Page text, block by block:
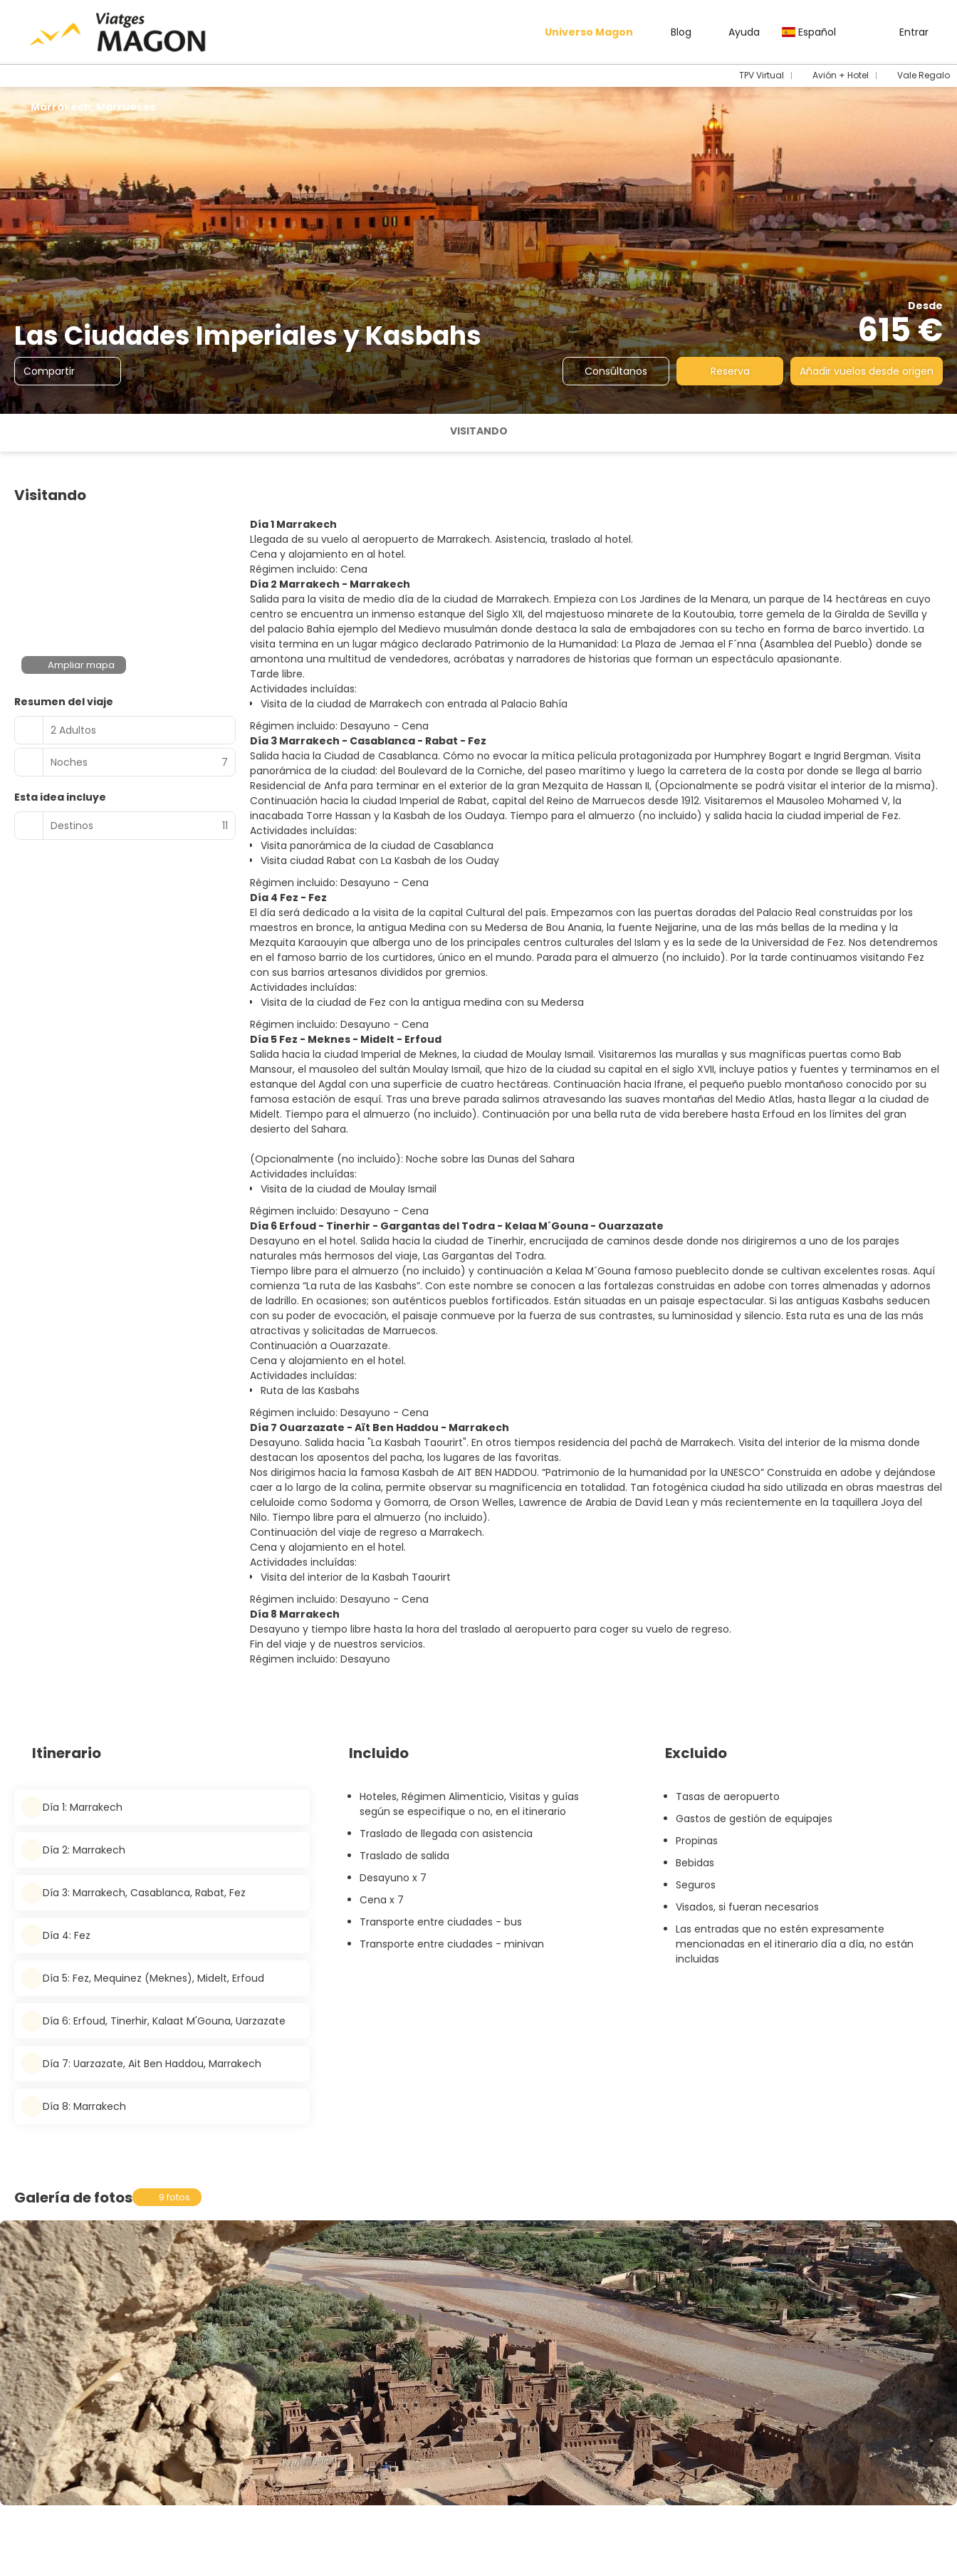
Universo Magon Blog Ayuda Español Entrar
TPV Virtual Avión + Hotel Vale Regalo
Las Ciudades Imperiales y Kasbahs
Desde
615 €
Compartir Consúltanos Reserva Añadir vuelos desde origen
Marrakech, Marruecos
VISITANDO
Visitando
Ampliar mapa
Resumen del viaje
2 Adultos
Noches 7
Esta idea incluye
Destinos
11
Día 1 Marrakech
Llegada de su vuelo al aeropuerto de Marrakech. Asistencia, traslado al hotel.
Cena y alojamiento en al hotel.
Régimen incluido: Cena
Día 2 Marrakech - Marrakech
Salida para la visita de medio día de la ciudad de Marrakech. Empieza con Los Jardines de la Menara, un parque de 14 hectáreas en cuyo
centro se encuentra un inmenso estanque del Siglo XII, del majestuoso minarete de la Koutoubia, torre gemela de la Giralda de Sevilla y
del palacio Bahía ejemplo del Medievo musulmán donde destaca la sala de embajadores con su techo en forma de barco invertido. La
visita termina en un lugar mágico declarado Patrimonio de la Humanidad: La Plaza de Jemaa el F´nna (Asamblea del Pueblo) donde se
amontona una multitud de vendedores, acróbatas y narradores de historias que forman un espectáculo apasionante.
Tarde libre.
Actividades incluídas:
Visita de la ciudad de Marrakech con entrada al Palacio Bahía
Régimen incluido: Desayuno - Cena
Día 3 Marrakech - Casablanca - Rabat - Fez
Salida hacia la Ciudad de Casablanca. Cómo no evocar la mítica película protagonizada por Humphrey Bogart e Ingrid Bergman. Visita
panorámica de la ciudad: del Boulevard de la Corniche, del paseo marítimo y luego la carretera de la costa por donde se llega al barrio
Residencial de Anfa para terminar en el exterior de la gran Mezquita de Hassan II, (Opcionalmente se podrá visitar el interior de la misma).
Continuación hacia la ciudad Imperial de Rabat, capital del Reino de Marruecos desde 1912. Visitaremos el Mausoleo Mohamed V, la
inacabada Torre Hassan y la Kasbah de los Oudaya. Tiempo para el almuerzo (no incluido) y salida hacia la ciudad imperial de Fez.
Actividades incluídas:
Visita panorámica de la ciudad de Casablanca
Visita ciudad Rabat con La Kasbah de los Ouday
Régimen incluido: Desayuno - Cena
Día 4 Fez - Fez
El día será dedicado a la visita de la capital Cultural del país. Empezamos con las puertas doradas del Palacio Real construidas por los
maestros en bronce, la antigua Medina con su Medersa de Bou Anania, la fuente Nejjarine, una de las más bellas de la medina y la
Mezquita Karaouyin que alberga uno de los principales centros culturales del Islam y es la sede de la Universidad de Fez. Nos detendremos
en el famoso barrio de los curtidores, único en el mundo. Parada para el almuerzo (no incluido). Por la tarde continuamos visitando Fez
con sus barrios artesanos divididos por gremios.
Actividades incluídas:
Visita de la ciudad de Fez con la antigua medina con su Medersa
Régimen incluido: Desayuno - Cena
Día 5 Fez - Meknes - Midelt - Erfoud
Salida hacia la ciudad Imperial de Meknes, la ciudad de Moulay Ismail. Visitaremos las murallas y sus magníficas puertas como Bab
Mansour, el mausoleo del sultán Moulay Ismaïl, que hizo de la ciudad su capital en el siglo XVII, incluye patios y fuentes y terminamos en el
estanque del Agdal con una superficie de cuatro hectáreas. Continuación hacia Ifrane, el pequeño pueblo montañoso conocido por su
famosa estación de esquí. Tras una breve parada salimos atravesando las suaves montañas del Medio Atlas, hasta llegar a la ciudad de
Midelt. Tiempo para el almuerzo (no incluido). Continuación por una bella ruta de vida berebere hasta Erfoud en los límites del gran
desierto del Sahara.
(Opcionalmente (no incluido): Noche sobre las Dunas del Sahara
Actividades incluídas:
Visita de la ciudad de Moulay Ismail
Régimen incluido: Desayuno - Cena
Día 6 Erfoud - Tinerhir - Gargantas del Todra - Kelaa M´Gouna - Ouarzazate
Desayuno en el hotel. Salida hacia la ciudad de Tinerhir, encrucijada de caminos desde donde nos dirigiremos a uno de los parajes
naturales más hermosos del viaje, Las Gargantas del Todra.
Tiempo libre para el almuerzo (no incluido) y continuación a Kelaa M´Gouna famoso pueblecito donde se cultivan excelentes rosas. Aquí
comienza “La ruta de las Kasbahs”. Con este nombre se conocen a las fortalezas construidas en adobe con torres almenadas y adornos
de ladrillo. En ocasiones; son auténticos pueblos fortificados. Están situadas en un paisaje espectacular. Si las antiguas Kasbahs seducen
con su poder de evocación, el paisaje conmueve por la fuerza de sus contrastes, su luminosidad y silencio. Esta ruta es una de las más
atractivas y solicitadas de Marruecos.
Continuación a Ouarzazate.
Cena y alojamiento en el hotel.
Actividades incluídas:
Ruta de las Kasbahs
Régimen incluido: Desayuno - Cena
Día 7 Ouarzazate - Aït Ben Haddou - Marrakech
Desayuno. Salida hacia "La Kasbah Taourirt". En otros tiempos residencia del pachá de Marrakech. Visita del interior de la misma donde
destacan los aposentos del pacha, los lugares de las favoritas.
Nos dirigimos hacia la famosa Kasbah de AIT BEN HADDOU. “Patrimonio de la humanidad por la UNESCO” Construida en adobe y dejándose
caer a lo largo de la colina, permite observar su magnificencia en totalidad. Tan fotogénica ciudad ha sido utilizada en obras maestras del
celuloide como Sodoma y Gomorra, de Orson Welles, Lawrence de Arabia de David Lean y más recientemente en la taquillera Joya del
Nilo. Tiempo libre para el almuerzo (no incluido).
Continuación del viaje de regreso a Marrakech.
Cena y alojamiento en el hotel.
Actividades incluídas:
Visita del interior de la Kasbah Taourirt
Régimen incluido: Desayuno - Cena
Día 8 Marrakech
Desayuno y tiempo libre hasta la hora del traslado al aeropuerto para coger su vuelo de regreso.
Fin del viaje y de nuestros servicios.
Régimen incluido: Desayuno
Itinerario
Día 1: Marrakech
Día 2: Marrakech
Día 3: Marrakech, Casablanca, Rabat, Fez
Día 4: Fez
Día 5: Fez, Mequinez (Meknes), Midelt, Erfoud
Día 6: Erfoud, Tinerhir, Kalaat M'Gouna, Uarzazate
Día 7: Uarzazate, Ait Ben Haddou, Marrakech
Día 8: Marrakech
Incluido
Hoteles, Régimen Alimenticio, Visitas y guías
según se especifique o no, en el itinerario
Traslado de llegada con asistencia
Traslado de salida
Desayuno x 7
Cena x 7
Transporte entre ciudades - bus
Transporte entre ciudades - minivan
Excluido
Tasas de aeropuerto
Gastos de gestión de equipajes
Propinas
Bebidas
Seguros
Visados, si fueran necesarios
Las entradas que no estén expresamente
mencionadas en el itinerario día a día, no están
incluidas
Galería de fotos 9 fotos